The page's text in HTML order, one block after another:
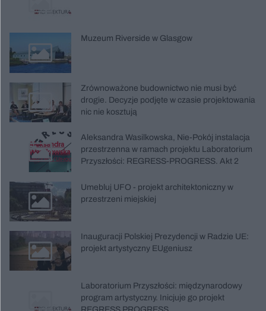
Muzeum Riverside w Glasgow
Zrównoważone budownictwo nie musi być
drogie. Decyzje podjęte w czasie projektowania
nic nie kosztują
Aleksandra Wasilkowska, Nie-Pokój instalacja
przestrzenna w ramach projektu Laboratorium
Przyszłości: REGRESS-PROGRESS. Akt 2
Umebluj UFO - projekt architektoniczny w
przestrzeni miejskiej
Inauguracji Polskiej Prezydencji w Radzie UE:
projekt artystyczny EUgeniusz
Laboratorium Przyszłości: międzynarodowy
program artystyczny. Inicjuje go projekt